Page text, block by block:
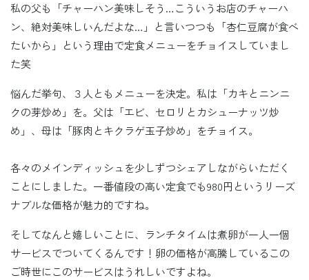
私の父も「チャーハン美味しそう…こういうお店のチャーハ
ン、絶対美味しいんだよな…」と言いつつも「杏仁豆腐が食べ
たいから」という理由で定食メニューをチョイスしていまし
た笑
悩んだ挙句、３人ともメニューを決定。私は「カキとニンニ
クの芽炒め」を。父は「エビ、セロリとカシューナッツ炒
め」、母は「豚肉とキクラゲ玉子炒め」をチョイス。
各々のメインディッシュを少しずつシェアしながらいただく
ことにしました。一番値段の高い定食でも980円というリーズ
ナブルな価格が魅力的ですね。
そしてなんと嬉しいことに、ランチタイムは煮卵が一人一個
サービスでついてくるんです！卵の価格が高騰しているこの
ご時世にこのサービスはうれしいですよね。